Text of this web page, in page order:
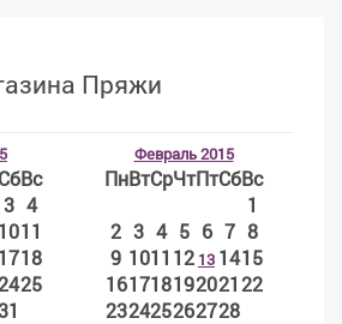
Пряжи
Вс
3 4
1011
1718
25
Февраль 2015
ПнВтСрЧтПтСбВс
1
2 3 4 5 6 7 8
9 1011 12 13 1415
16171819202122
232425262728